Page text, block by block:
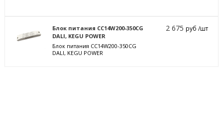
Блок питания CC14W200-350CG
DALI, KEGU POWER
Блок питания CC14W200-350CG
DALI, KEGU POWER
2 675руб /шт